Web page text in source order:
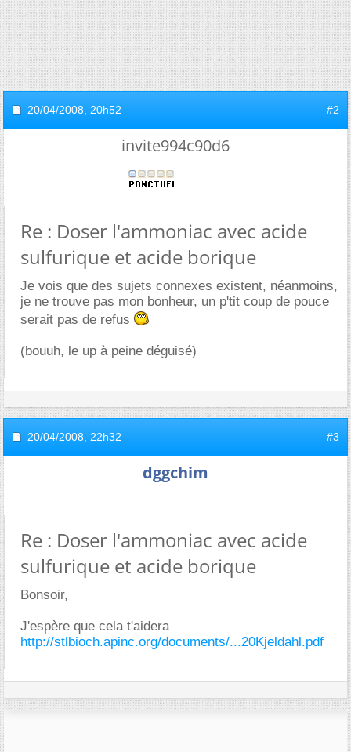
20/04/2008, 20h52 #2
invite994c90d6
Re : Doser l'ammoniac avec acide
sulfurique et acide borique
Je vois que des sujets connexes existent, néanmoins,
je ne trouve pas mon bonheur, un p'tit coup de pouce
serait pas de refus
(bouuh, le up à peine déguisé)
20/04/2008, 22h32 #3
dggchim
Re : Doser l'ammoniac avec acide
sulfurique et acide borique
Bonsoir,
J'espère que cela t'aidera
http://stlbioch.apinc.org/documents/...20Kjeldahl.pdf